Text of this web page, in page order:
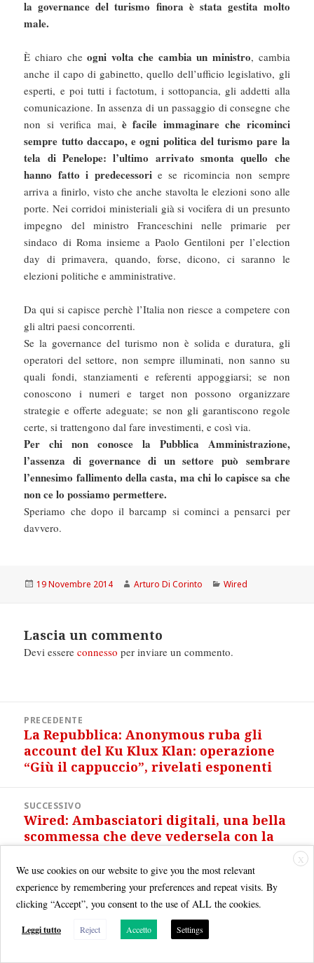
la governance del turismo finora è stata gestita molto
male.
È chiaro cheogni volta che cambia un ministro, cambia
anche il capo di gabinetto, quello dell’ufficio legislativo, gli
esperti, e poi tutti i factotum, i sottopancia, gli addetti alla
comunicazione. In assenza di un passaggio di consegne che
non si verifica mai, è facile immaginare che ricominci
sempre tutto daccapo, e ogni politica del turismo pare la
tela di Penelope: l’ultimo arrivato smonta quello che
hanno fatto i predecessorie se ricomincia non sempre
arriva a finirlo, visto che anche stavolta le elezioni sono alle
porte. Nei corridoi ministeriali già si vocifera di un presunto
impegno del ministro Franceschini nelle primarie per
sindaco di Roma insieme a Paolo Gentiloni per l’election
day di primavera, quando, forse, dicono, ci saranno le
elezioni politiche e amministrative.
Da qui si capisce perchè l’Italia non riesce a competere con
gli altri paesi concorrenti.
Se la governance del turismo non è solida e duratura, gli
operatori del settore, non sempre illuminati, non sanno su
quali fondi, stanziamenti e referenti appoggiarsi; se non
conoscono i numeri e target non possono organizzare
strategie e offerte adeguate; se non gli garantiscono regole
certe, si trattengono dal fare investimenti, e così via.
Per chi non conosce la Pubblica Amministrazione,
l’assenza di governance di un settore può sembrare
l’ennesimo fallimento della casta, ma chi lo capisce sa che
non ce lo possiamo permettere.
Speriamo che dopo il barcamp si cominci a pensarci per
davvero.
Scritto
19 Novembre 2014 Autore
Arturo Di Corinto Categorie
Wired
Lascia un commento
Devi essereconnesso per inviare un commento.
articoliPRECEDENTE
Articolo
precedente:
La Repubblica: Anonymous ruba gli
account del Ku Klux Klan: operazione
“Giù il cappuccio”, rivelati esponenti
SUCCESSIVO
Articolo
successivo:
Wired: Ambasciatori digitali, una bella
scommessa che deve vedersela con la
X
We use cookies on our website to give you the most relevant
experience by remembering your preferences and repeat visits. By
clicking “Accept”, you consent to the use of ALL the cookies.
Leggi tutto Reject Accetto Settings